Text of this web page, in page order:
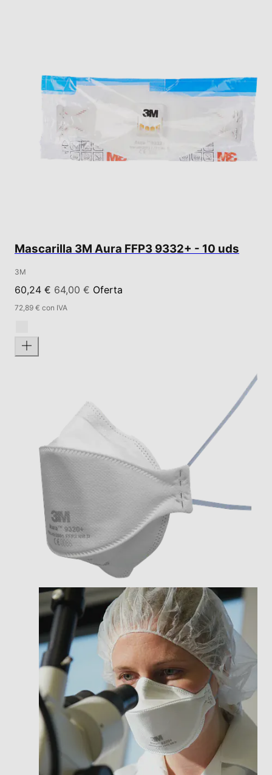
Mascarilla 3M Aura FFP3 9332+ - 10 uds
3M
60,24 € 64,00 € Oferta
72,89 € con IVA